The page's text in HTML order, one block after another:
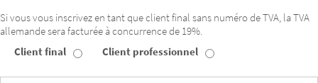
Si vous vous inscrivez en tant que client final sans numéro de TVA, la TVA
allemande sera facturée à concurrence de 19%.
Type
client
Client final Client professionnel